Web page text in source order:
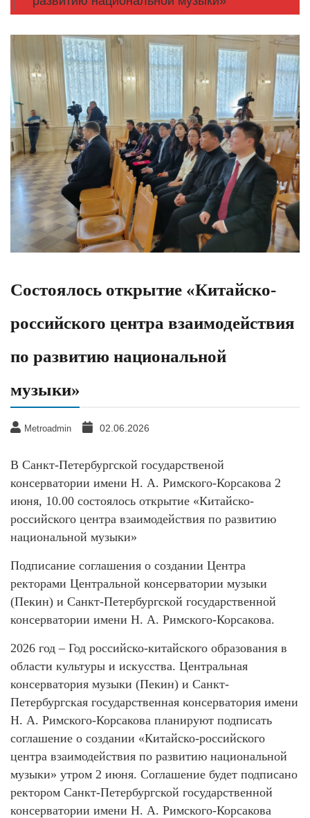
Состоялось открытие «Китайско-
российского центра взаимодействия
по развитию национальной
музыки»
Metroadmin 02.06.2026
В Санкт-Петербургской государственой
консерватории имени Н. А. Римского-Корсакова 2
июня, 10.00 состоялось открытие «Китайско-
российского центра взаимодействия по развитию
национальной музыки»
Подписание соглашения о создании Центра
ректорами Центральной консерватории музыки
(Пекин) и Санкт-Петербургской государственной
консерватории имени Н. А. Римского-Корсакова.
2026 год – Год российско-китайского образования в
области культуры и искусства. Центральная
консерватория музыки (Пекин) и Санкт-
Петербургская государственная консерватория имени
Н. А. Римского-Корсакова планируют подписать
соглашение о создании «Китайско-российского
центра взаимодействия по развитию национальной
музыки» утром 2 июня. Соглашение будет подписано
ректором Санкт-Петербургской государственной
консерватории имени Н. А. Римского-Корсакова